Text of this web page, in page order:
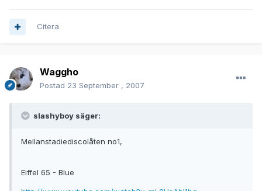
Citera
Waggho
Postad 23 September , 2007
slashyboy säger:
Mellanstadiediscolåten no1,
Eiffel 65 - Blue